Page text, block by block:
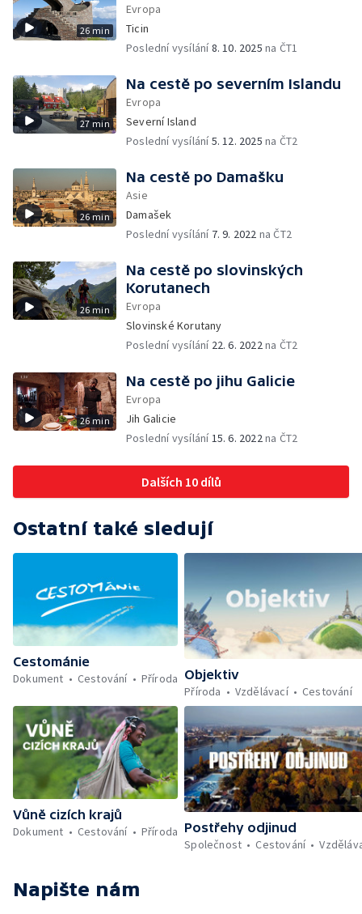
26 min
Evropa
Ticin
Poslední vysílání8. 10. 2025 na ČT1
27 min
Na cestě po severním Islandu
Evropa
Severní Island
Poslední vysílání5. 12. 2025 na ČT2
26 min
Na cestě po Damašku
Asie
Damašek
Poslední vysílání 7. 9. 2022 na ČT2
26 min
Na cestě po slovinských
Korutanech
Evropa
Slovinské Korutany
Poslední vysílání 22. 6. 2022na ČT2
26 min
Na cestě po jihu Galicie
Evropa
Jih Galicie
Poslední vysílání15. 6. 2022na ČT2
Dalších 10 dílů
Ostatní také sledují
Cestománie
Dokument
Cestování Příroda Objektiv
Příroda
Vzdělávací Cestování
Vůně cizích krajů
Dokument
Cestování Příroda Postřehy odjinud
Společnost
Cestování
Napište nám